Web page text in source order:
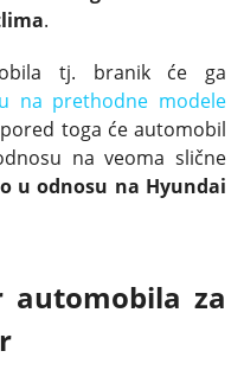
.
tj. branik će ga
na prethodne modele
toga će automobil
na veoma slične
u odnosu na Hyundai
automobila za